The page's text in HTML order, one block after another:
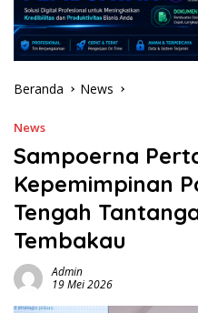
Beranda News
News
Sampoerna
Kepemimpinan
Tengah
Tembakau
Admin
19 Mei 2026